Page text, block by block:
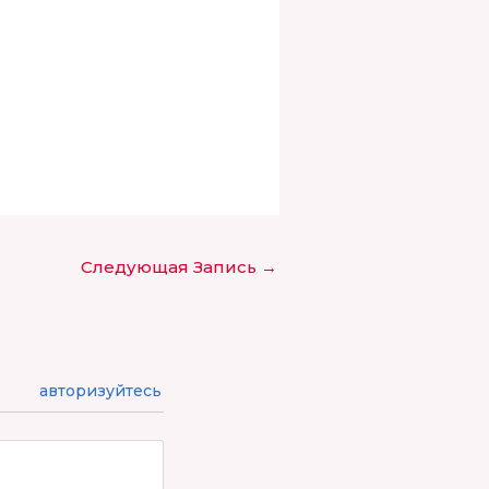
Следующая Запись →
авторизуйтесь